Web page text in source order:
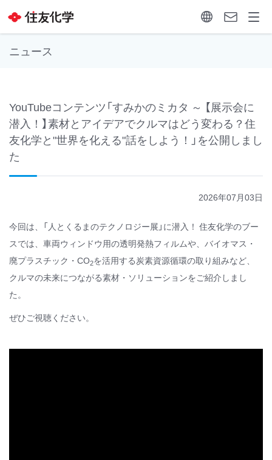
ニュース
YouTubeコンテンツ「すみかのミカタ ～ 【展示会に
潜入！】素材とアイデアでクルマはどう変わる？住
友化学と"世界を化える"話をしよう！」を公開しまし
た
2026年07月03日
今回は、「人とくるまのテクノロジー展」に潜入！ 住友化学のブー
スでは、車両ウィンドウ用の透明発熱フィルムや、バイオマス・
廃プラスチック・CO2を活用する炭素資源循環の取り組みなど、
クルマの未来につながる素材・ソリューションをご紹介しまし
た。
ぜひご視聴ください。